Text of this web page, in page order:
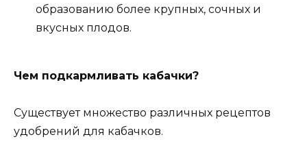
образованию более крупных, сочных и
вкусных плодов.
Чем подкармливать кабачки?
Существует множество различных рецептов
удобрений для кабачков.